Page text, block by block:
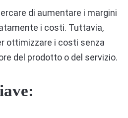
di aumentare i margini
i costi. Tuttavia,
ottimizzare i costi senza
del prodotto o del servizio.